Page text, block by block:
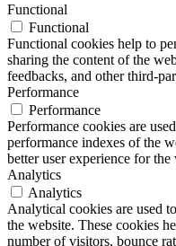
Functional
Functional
Functional cookies help to
sharing the content of the
feedbacks, and other third-
Performance
Performance
Performance cookies are
performance indexes of the
better user experience for the
Analytics
Analytics
Analytical cookies are used
the website. These cookies
number of visitors, bounce